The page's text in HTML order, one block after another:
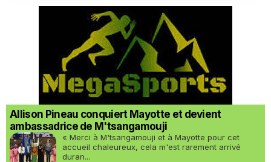
Allison Pineau conquiert Mayotte et devient
ambassadrice de M'tsangamouji
« Merci à M'tsangamouji et à Mayotte pour cet
accueil chaleureux, cela m'est rarement arrivé
duran...